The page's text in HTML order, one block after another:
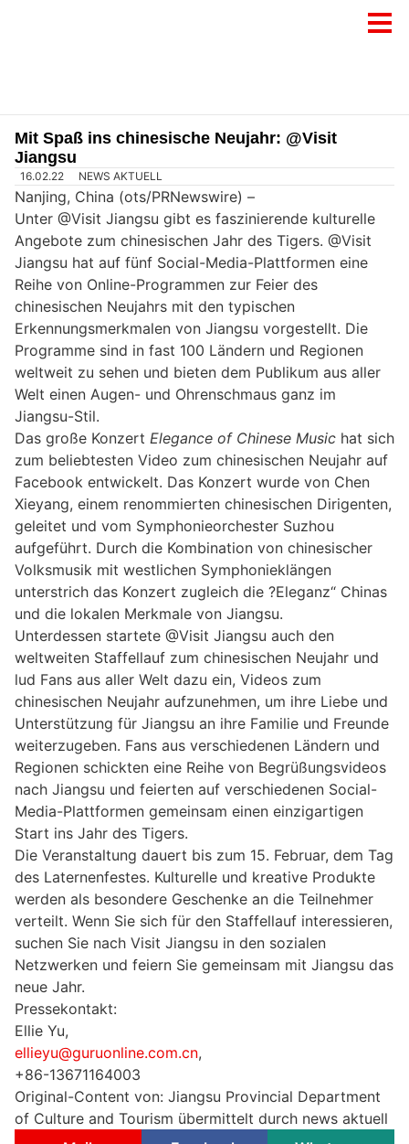
Mit Spaß ins chinesische Neujahr: @Visit
Jiangsu
16.02.22 NEWS AKTUELL
Nanjing, China (ots/PRNewswire) –
Unter @Visit Jiangsu gibt es faszinierende kulturelle
Angebote zum chinesischen Jahr des Tigers. @Visit
Jiangsu hat auf fünf Social-Media-Plattformen eine
Reihe von Online-Programmen zur Feier des
chinesischen Neujahrs mit den typischen
Erkennungsmerkmalen von Jiangsu vorgestellt. Die
Programme sind in fast 100 Ländern und Regionen
weltweit zu sehen und bieten dem Publikum aus aller
Welt einen Augen- und Ohrenschmaus ganz im
Jiangsu-Stil.
Das große Konzert Elegance of Chinese Music hat sich
zum beliebtesten Video zum chinesischen Neujahr auf
Facebook entwickelt. Das Konzert wurde von Chen
Xieyang, einem renommierten chinesischen Dirigenten,
geleitet und vom Symphonieorchester Suzhou
aufgeführt. Durch die Kombination von chinesischer
Volksmusik mit westlichen Symphonieklängen
unterstrich das Konzert zugleich die ?Eleganz“ Chinas
und die lokalen Merkmale von Jiangsu.
Unterdessen startete @Visit Jiangsu auch den
weltweiten Staffellauf zum chinesischen Neujahr und
lud Fans aus aller Welt dazu ein, Videos zum
chinesischen Neujahr aufzunehmen, um ihre Liebe und
Unterstützung für Jiangsu an ihre Familie und Freunde
weiterzugeben. Fans aus verschiedenen Ländern und
Regionen schickten eine Reihe von Begrüßungsvideos
nach Jiangsu und feierten auf verschiedenen Social-
Media-Plattformen gemeinsam einen einzigartigen
Start ins Jahr des Tigers.
Die Veranstaltung dauert bis zum 15. Februar, dem Tag
des Laternenfestes. Kulturelle und kreative Produkte
werden als besondere Geschenke an die Teilnehmer
verteilt. Wenn Sie sich für den Staffellauf interessieren,
suchen Sie nach Visit Jiangsu in den sozialen
Netzwerken und feiern Sie gemeinsam mit Jiangsu das
neue Jahr.
Pressekontakt:
Ellie Yu,
ellieyu@guruonline.com.cn,
+86-13671164003
Original-Content von: Jiangsu Provincial Department
of Culture and Tourism übermittelt durch news aktuell